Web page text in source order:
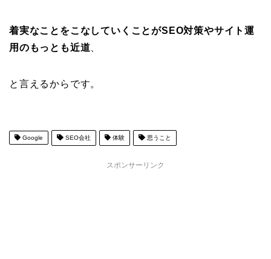
着実なことをこなしていくことがSEO対策やサイト運
用のもっとも近道
と言えるからです。
Google SEO会社 体験 思うこと
スポンサーリンク